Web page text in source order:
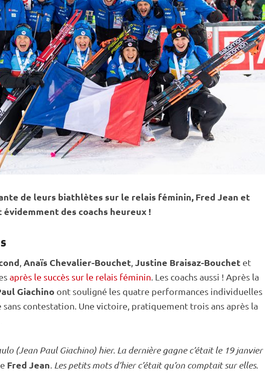
de leurs biathlètes sur le relais féminin, Fred Jean et
des coachs heureux !
Anaïs Chevalier-Bouchet Justine Braisaz-Bouchet et
après le succès sur le relais féminin . Les coachs aussi ! Après la
Giachino ont souligné les quatre performances individuelles
contestation. Une victoire, pratiquement trois ans après la
(Jean Paul Giachino) hier. La dernière gagne c’était le 19 janvier
Fred Jean. Les petits mots d’hier c’était qu’on comptait sur elles.